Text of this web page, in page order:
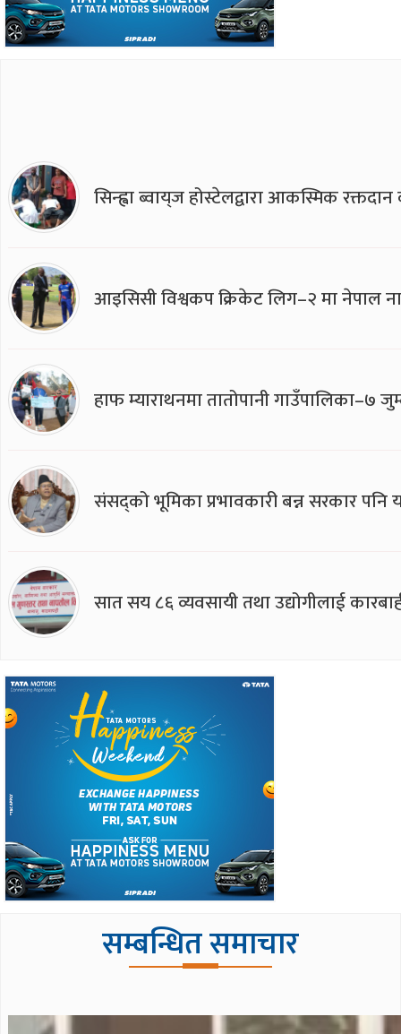
सिन्ह्वा ब्वाय्‌ज होस्टेलद्वारा आकस्मिक
आइसिसी विश्वकप क्रिकेट लिग–२ मा नेपाल
हाफ म्याराथनमा तातोपानी गाउँपालिका–७
संसद्को भूमिका प्रभावकारी बन्न सरकार पनि
सात सय ८६ व्यवसायी तथा उद्योगीलाई
सम्बन्धित समाचार